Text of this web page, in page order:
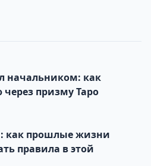
начальником: как
призму Таро
как прошлые жизни
правила в этой